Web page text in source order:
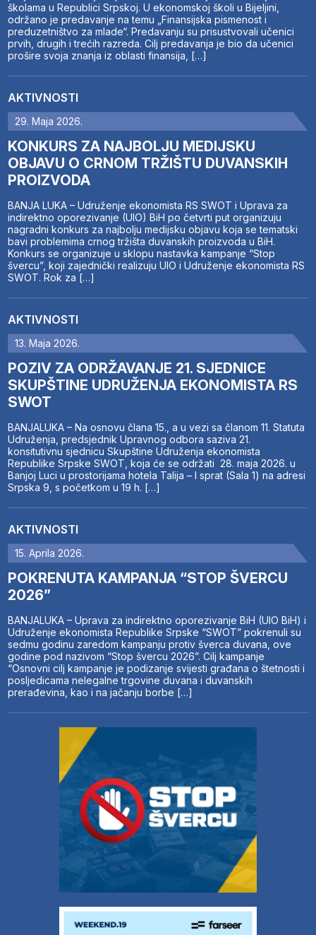
školama u Republici Srpskoj. U ekonomskoj školi u Bijeljini,
održano je predavanje na temu „Finansijska pismenost i
preduzetništvo za mlade“. Predavanju su prisustvovali učenici
prvih, drugih i trećih razreda. Cilj predavanja je bio da učenici
prošire svoja znanja iz oblasti finansija, […]
AKTIVNOSTI
29. Maja 2026.
KONKURS ZA NAJBOLJU MEDIJSKU
OBJAVU O CRNOM TRŽIŠTU DUVANSKIH
PROIZVODA
BANJA LUKA – Udruženje ekonomista RS SWOT i Uprava za
indirektno oporezivanje (UIO) BiH po četvrti put organizuju
nagradni konkurs za najbolju medijsku objavu koja se tematski
bavi problemima crnog tržišta duvanskih proizvoda u BiH.
Konkurs se organizuje u sklopu nastavka kampanje “Stop
švercu”, koji zajednički realizuju UIO i Udruženje ekonomista RS
SWOT. Rok za […]
AKTIVNOSTI
13. Maja 2026.
POZIV ZA ODRŽAVANJE 21. SJEDNICE
SKUPŠTINE UDRUŽENJA EKONOMISTA RS
SWOT
BANJALUKA – Na osnovu člana 15., a u vezi sa članom 11. Statuta
Udruženja, predsjednik Upravnog odbora saziva 21.
konsitutivnu sjednicu Skupštine Udruženja ekonomista
Republike Srpske SWOT, koja će se održati 28. maja 2026. u
Banjoj Luci u prostorijama hotela Talija – I sprat (Sala 1) na adresi
Srpska 9, s početkom u 19 h. […]
AKTIVNOSTI
15. Aprila 2026.
POKRENUTA KAMPANJA “STOP ŠVERCU
2026”
BANJALUKA – Uprava za indirektno oporezivanje BiH (UIO BiH) i
Udruženje ekonomista Republike Srpske “SWOT” pokrenuli su
sedmu godinu zaredom kampanju protiv šverca duvana, ove
godine pod nazivom “Stop švercu 2026”. Cilj kampanje
“Osnovni cilj kampanje je podizanje svijesti građana o štetnosti i
posljedicama nelegalne trgovine duvana i duvanskih
prerađevina, kao i na jačanju borbe […]